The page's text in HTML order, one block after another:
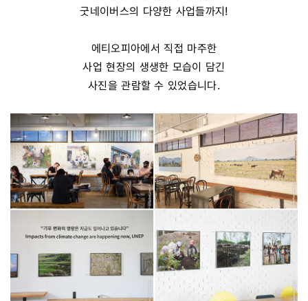
굿네이버스의 다양한 사업들까지!
에티오피아에서 직접 마주한
사업 현장의 생생한 모습이 담긴
사진을 관람할 수 있었습니다.